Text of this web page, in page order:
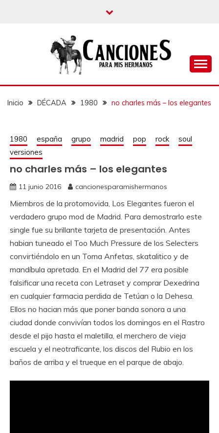
CANCIONES PARA
MIS HERMANOS
Inicio DÉCADA 1980 no charles más – los elegantes
1980 españa grupo madrid pop rock
soul
versiones
no charles más – los elegantes
11 junio 2016 cancionesparamishermanos
Miembros de la protomovida, Los Elegantes fueron el
verdadero grupo mod de Madrid. Para demostrarlo este
single fue su brillante tarjeta de presentación. Antes
habian tuneado el Too Much Pressure de los Selecters
convirtiéndolo en un Toma Anfetas, skatalitico y de
mandíbula apretada. En el Madrid del 77 era posible
falsificar una receta con Letraset y comprar Dexedrina
en cualquier farmacia perdida de Tetúan o la Dehesa.
Ellos no hacian más que poner banda sonora a una
ciudad donde convivían todos los domingos en el Rastro
desde el pijo hasta el maletilla, el merchero de vieja
escuela y el neotraficante, los discos del Rubio en los
baños de arriba y el trueque en el parque de abajo.